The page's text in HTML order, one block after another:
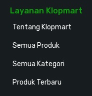
Layanan Klopmart
Tentang Klopmart
Semua Produk
Semua Kategori
Produk Terbaru